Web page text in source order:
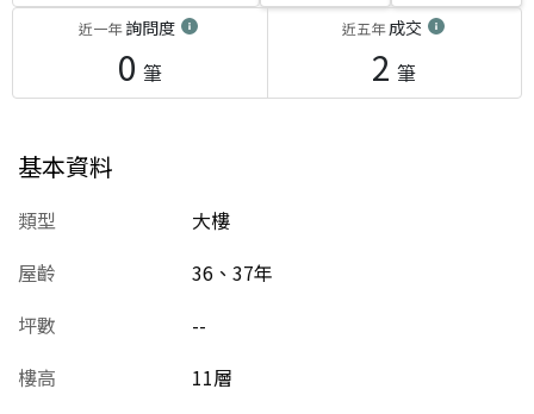
近一年詢問度
0 筆
近五年成交
2 筆
基本資料
類型
大樓
屋齡
36、37年
坪數
--
樓高
11層